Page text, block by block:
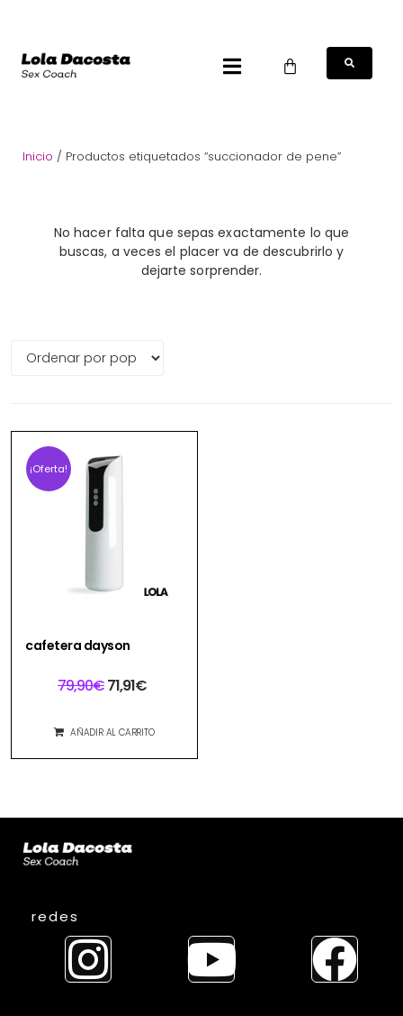
Inicio / Productos etiquetados “succionador de pene”
No hacer falta que sepas exactamente lo que
buscas, a veces el placer va de descubrirlo y
dejarte sorprender.
¡Oferta!
cafetera dayson
79,90€71,91€
AÑADIR AL CARRITO
redes